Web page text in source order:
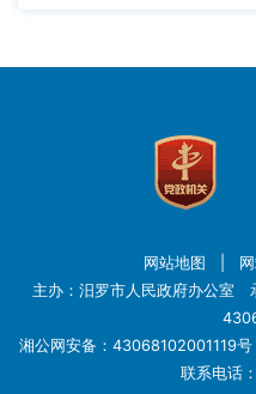
网站地图
主办：汨罗市人民政府办公室
湘公网安备：43068102001119号
联系电话